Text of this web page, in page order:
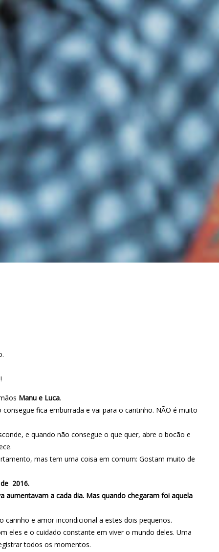
Manu e Luca.
fica emburrada e vai para o cantinho. NÃO é muito
e quando não consegue o que quer, abre o bocão e
mas tem uma coisa em comum: Gostam muito de
2016.
aumentavam a cada dia. Mas quando chegaram foi aquela
e amor incondicional a estes dois pequenos.
eles e o cuidado constante em viver o mundo deles. Uma
todos os momentos.